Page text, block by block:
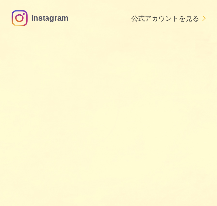
Instagram 公式アカウントを見る